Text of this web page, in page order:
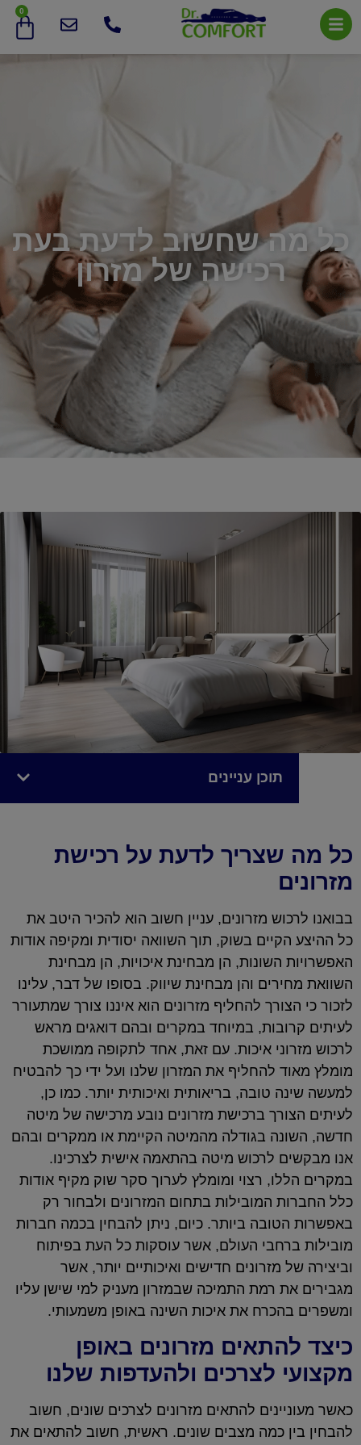
0
כל מה שחשוב לדעת בעת
רכישה של מזרון
תוכן עניינים
כל מה שצריך לדעת על רכישת
מזרונים
בבואנו לרכוש מזרונים, עניין חשוב הוא להכיר היטב את
כל ההיצע הקיים בשוק, תוך השוואה יסודית ומקיפה אודות
האפשרויות השונות, הן מבחינת איכויות, הן מבחינת
השוואת מחירים והן מבחינת שיווק. בסופו של דבר, עלינו
לזכור כי הצורך להחליף מזרונים הוא איננו צורך שמתעורר
לעיתים קרובות, במיוחד במקרים ובהם דואגים מראש
לרכוש מזרוני איכות. עם זאת, אחד לתקופה ממושכת
מומלץ מאוד להחליף את המזרון שלנו ועל ידי כך להבטיח
למעשה שינה טובה, בריאותית ואיכותית יותר. כמו כן,
לעיתים הצורך ברכישת מזרונים נובע מרכישה של מיטה
חדשה, השונה בגודלה מהמיטה הקיימת או ממקרים ובהם
אנו מבקשים לרכוש מיטה בהתאמה אישית לצרכינו.
במקרים הללו, רצוי ומומלץ לערוך סקר שוק מקיף אודות
כלל החברות המובילות בתחום המזרונים ולבחור רק
באפשרות הטובה ביותר. כיום, ניתן להבחין בכמה חברות
מובילות ברחבי העולם, אשר עוסקות כל העת בפיתוח
וביצירה של מזרונים חדישים ואיכותיים יותר, אשר
מגבירים את רמת התמיכה שבמזרון מעניק למי שישן עליו
ומשפרים בהכרח את איכות השינה באופן משמעותי.
כיצד להתאים מזרונים באופן
מקצועי לצרכים ולהעדפות שלנו
כאשר מעוניינים להתאים מזרונים לצרכים שונים, חשוב
להבחין בין כמה מצבים שונים. ראשית, חשוב להתאים את